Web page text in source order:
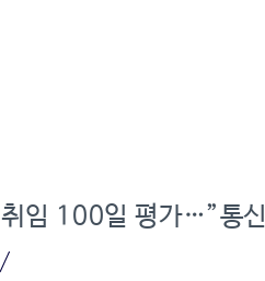
임 100일 평가…”통